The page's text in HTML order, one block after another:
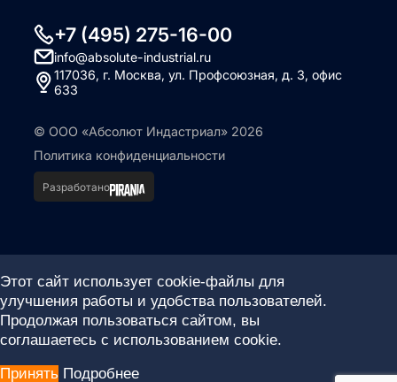
+7 (495) 275-16-00
info@absolute-industrial.ru
117036, г. Москва, ул. Профсоюзная, д. 3, офис
633
© ООО «Абсолют Индастриал» 2026
Политика конфиденциальности
Разработано
Этот сайт использует cookie-файлы для
улучшения работы и удобства пользователей.
Продолжая пользоваться сайтом, вы
соглашаетесь с использованием cookie.
Принять Подробнее